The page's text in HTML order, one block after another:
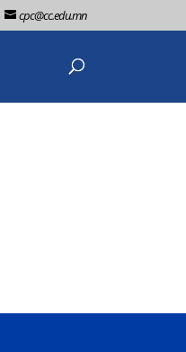
cpc@cc.edu.mn